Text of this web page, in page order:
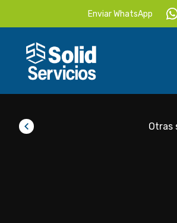
Enviar WhatsApp
Otras